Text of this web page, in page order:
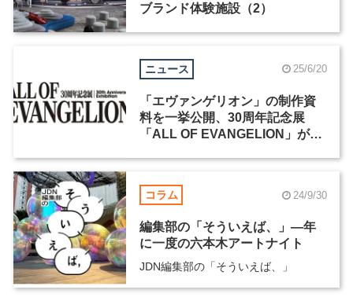
ブランド体験施設（2）
ニュース 25/6/20
「エヴァンゲリオン」の制作資
料を一挙公開、30周年記念展
「ALL OF EVANGELION」が11
コラム 24/9/30
編集部の「そういえば、」―年
に一度の六本木アートナイト
JDN編集部の「そういえば、」